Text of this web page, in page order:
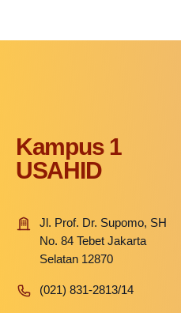
Kampus 1
USAHID
Jl. Prof. Dr. Supomo, SH
No. 84 Tebet Jakarta
Selatan 12870
(021) 831-2813/14